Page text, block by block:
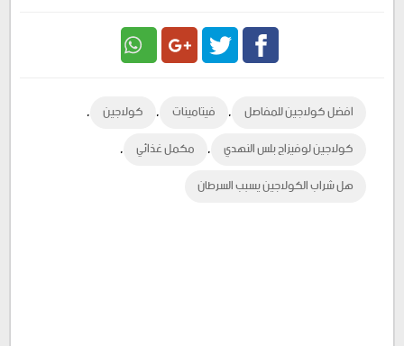
Plus افضل كولاجين للمفاصل , فيتامينات , كولاجين ,
كولاجين لوفيزاج بلس النهدي , مكمل غذائي ,
هل شراب الكولاجين يسبب السرطان